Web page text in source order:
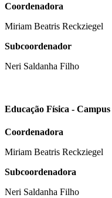
Coordenadora
Miriam Beatris Reckziegel
Subcoordenador
Neri Saldanha Filho
Educação Física -
Coordenadora
Miriam Beatris Reckziegel
Subcoordenadora
Neri Saldanha Filho